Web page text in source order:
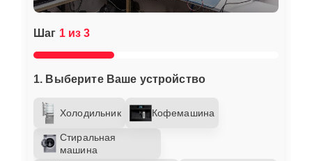
Шаг 1 из 3
1. Выберите Ваше устройство
Холодильник Кофемашина
Стиральная
машина